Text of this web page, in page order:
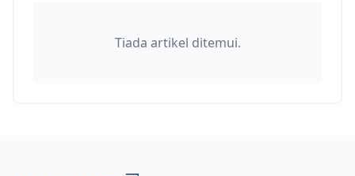
Tiada artikel ditemui.